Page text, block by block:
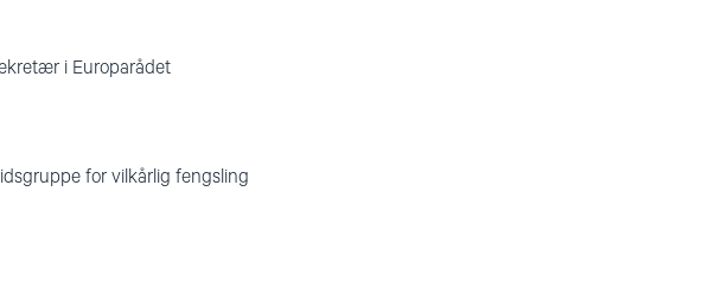
i Europarådet
for vilkårlig fengsling